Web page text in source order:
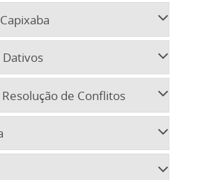
de Conflitos